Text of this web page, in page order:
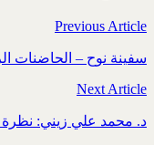
Previous Article
سفينة نوح – الحاضنات
Next Article
د. محمد علي زيني: نظرة